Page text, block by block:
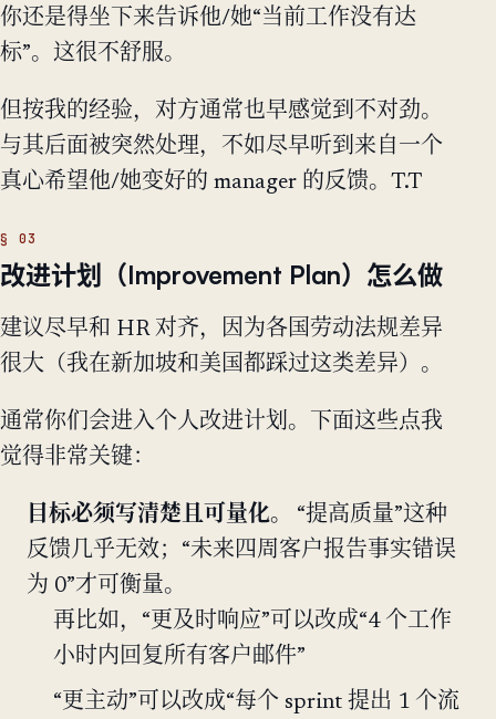
你还是得坐下来告诉他/她“当前工作没有达
标”。这很不舒服。
但按我的经验，对方通常也早感觉到不对劲。
与其后面被突然处理，不如尽早听到来自一个
真心希望他/她变好的 manager 的反馈。T.T
改进计划（Improvement Plan）怎么做
建议尽早和 HR 对齐，因为各国劳动法规差异
很大（我在新加坡和美国都踩过这类差异）。
通常你们会进入个人改进计划。下面这些点我
觉得非常关键：
目标必须写清楚且可量化。
“提高质量”这种
反馈几乎无效；“未来四周客户报告事实错误
为 0”才可衡量。
再比如，“更及时响应”可以改成“4 个工作
小时内回复所有客户邮件”
“更主动”可以改成“每个 sprint 提出 1 个流